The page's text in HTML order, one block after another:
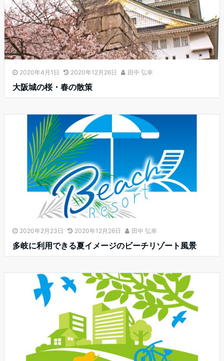
2020年4月1日 2020年12月26日 田中 弘幸
大阪城の桜・春の散策
2020年2月23日 2020年12月26日 田中 弘幸
多岐に利用できる夏イメージのビーチリゾート風景